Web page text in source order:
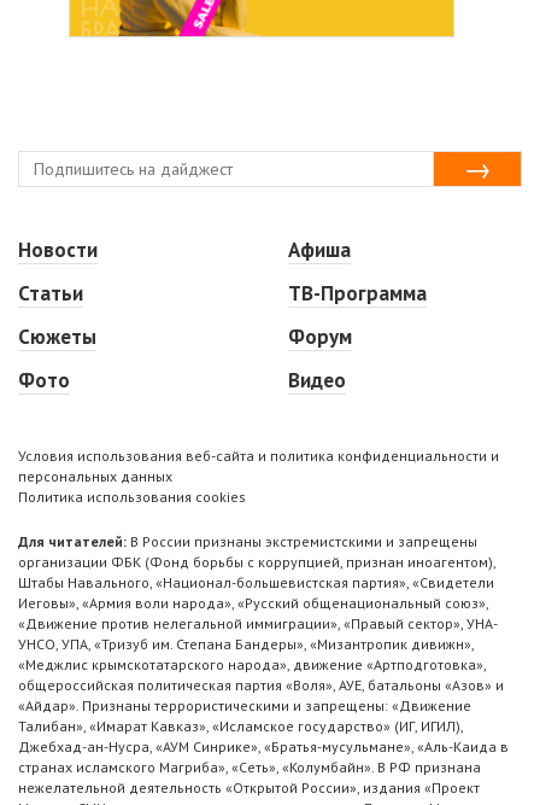
Новости
Статьи
Сюжеты
Фото
Афиша
ТВ-Программа
Форум
Видео
Условия использования веб-сайта и политика конфиденциальности и
персональных данных
Политика использования cookies
Для читателей: В России признаны экстремистскими и запрещены
организации ФБК (Фонд борьбы с коррупцией, признан иноагентом),
Штабы Навального, «Национал-большевистская партия», «Свидетели
Иеговы», «Армия воли народа», «Русский общенациональный союз»,
«Движение против нелегальной иммиграции», «Правый сектор», УНА-
УНСО, УПА, «Тризуб им. Степана Бандеры», «Мизантропик дивижн»,
«Меджлис крымскотатарского народа», движение «Артподготовка»,
общероссийская политическая партия «Воля», АУЕ, батальоны «Азов» и
«Айдар». Признаны террористическими и запрещены: «Движение
Талибан», «Имарат Кавказ», «Исламское государство» (ИГ, ИГИЛ),
Джебхад-ан-Нусра, «АУМ Синрике», «Братья-мусульмане», «Аль-Каида в
странах исламского Магриба», «Сеть», «Колумбайн». В РФ признана
нежелательной деятельность «Открытой России», издания «Проект